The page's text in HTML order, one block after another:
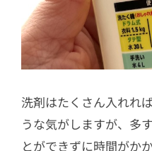
洗剤はたくさん入れれ
うな気がしますが、多
とができずに時間がか